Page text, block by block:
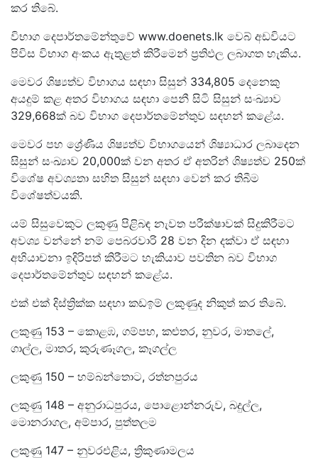
කර තිබේ.
විභාග දෙපාර්තමේන්තුවේ www.doenets.lk වෙබ් අඩවියට
පිවිස විභාග අංකය ඇතුළත් කිරීමෙන් ප්‍රතිඵල ලබාගත හැකිය.
මෙවර ශිෂ්‍යත්ව විභාගය සඳහා සිසුන් 334,805 දෙනෙකු
අයදුම් කළ අතර විභාගය සඳහා පෙනී සිටි සිසුන් සංඛ්‍යාව
329,668ක් බව විභාග දෙපාර්තමේන්තුව සඳහන් කළේය.
මෙවර පහ ශ්‍රේණිය ශිෂ්‍යත්ව විභාගයෙන් ශිෂ්‍යාධාර ලබාදෙන
සිසුන් සංඛ්‍යාව 20,000ක් වන අතර ඒ අතරින් ශිෂ්‍යත්ව 250ක්
විශේෂ අවශ්‍යතා සහිත සිසුන් සඳහා වෙන් කර තිබීම
විශේෂත්වයකි.
යම් සිසුවෙකුට ලකුණු පිළිබඳ නැවත පරීක්ෂාවක් සිදුකිරීමට
අවශ්‍ය වන්නේ නම් පෙබරවාරි 28 වන දින දක්වා ඒ සඳහා
අභියාචනා ඉදිරිපත් කිරීමට හැකියාව පවතින බව විභාග
දෙපාර්තමේන්තුව සඳහන් කළේය.
එක් එක් දිස්ත්‍රික්ක සඳහා කඩඉම් ලකුණුද නිකුත් කර තිබේ.
ලකුණු 153 – කොළඹ, ගම්පහ, කළුතර, නුවර, මාතලේ,
ගාල්ල, මාතර, කුරුණෑගල, කෑගල්ල
ලකුණු 150 – හම්බන්තොට, රත්නපුරය
ලකුණු 148 – අනුරාධපුරය, පොළොන්නරුව, බදුල්ල,
මොනරාගල, අම්පාර, පුත්තලම
ලකුණු 147 – නුවරඑළිය, ත්‍රිකුණාමලය